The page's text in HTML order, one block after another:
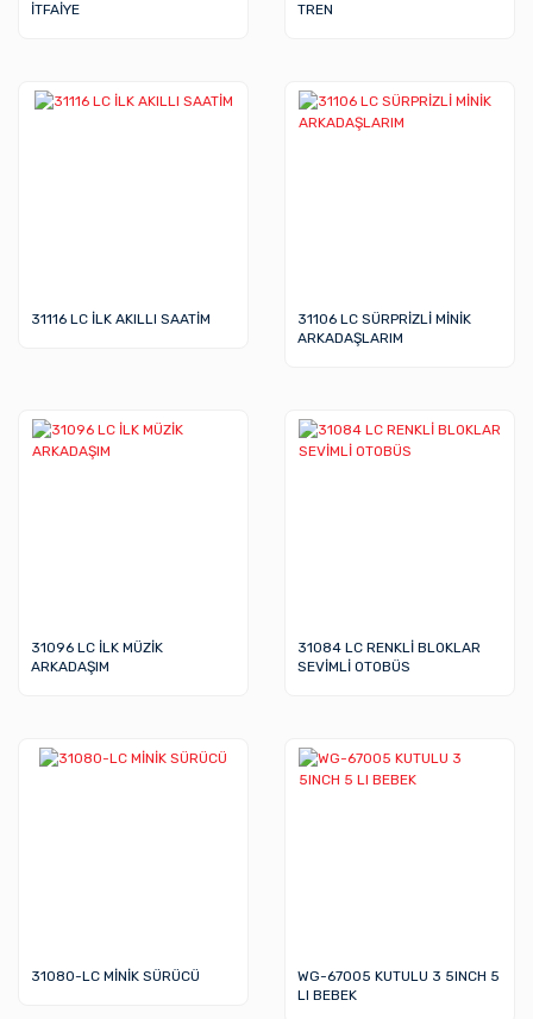
İTFAİYE
TREN
31116 LC İLK AKILLI SAATİM
31106 LC SÜRPRİZLİ MİNİK
ARKADAŞLARIM
31096 LC İLK MÜZİK
ARKADAŞIM
31084 LC RENKLİ BLOKLAR
SEVİMLİ OTOBÜS
31080-LC MİNİK SÜRÜCÜ
WG-67005 KUTULU 3 5INCH 5
LI BEBEK